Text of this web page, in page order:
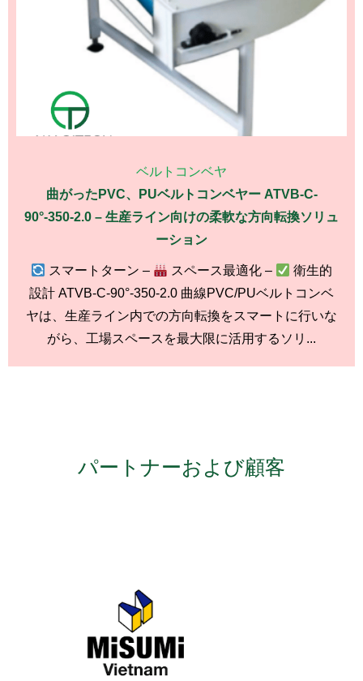
ベルトコンベヤ
曲がったPVC、PUベルトコンベヤー ATVB-C-
90°-350-2.0 – 生産ライン向けの柔軟な方向転換ソリュ
ーション
スマートターン – スペース最適化 –
衛生的
設計 ATVB-C-90°-350-2.0 曲線PVC/PUベルトコンベ
ヤは、生産ライン内での方向転換をスマートに行いな
がら、工場スペースを最大限に活用するソリ...
パートナーおよび顧客